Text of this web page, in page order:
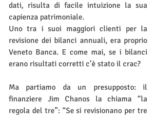
dati, risulta di facile intuizione la sua
capienza patrimoniale.
Uno tra i suoi maggiori clienti per la
revisione dei bilanci annuali, era proprio
Veneto Banca. E come mai, se i bilanci
erano risultati corretti c’è stato il crac?
Ma partiamo da un presupposto: il
finanziere Jim Chanos la chiama “la
regola del tre”: “Se si revisionano per tre